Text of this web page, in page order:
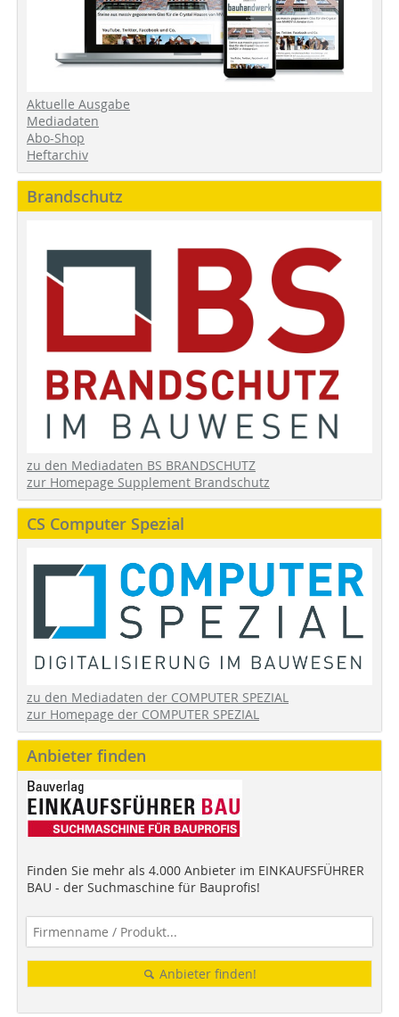
Aktuelle Ausgabe
Mediadaten
Abo-Shop
Heftarchiv
Brandschutz
zu den Mediadaten BS BRANDSCHUTZ
zur Homepage Supplement Brandschutz
CS Computer Spezial
zu den Mediadaten der COMPUTER SPEZIAL
zur Homepage der COMPUTER SPEZIAL
Anbieter finden
Finden Sie mehr als 4.000 Anbieter im EINKAUFSFÜHRER
BAU - der Suchmaschine für Bauprofis!
Anbieter finden!